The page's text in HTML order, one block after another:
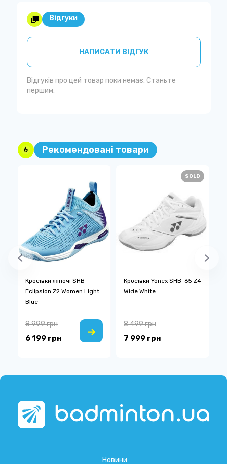
Відгуки
НАПИСАТИ ВІДГУК
Відгуків про цей товар поки немає. Станьте
першим.
Рекомендовані товари
Кросівки жіночі SHB-
Eclipsion Z2 Women Light
Blue
6 199 грн
8 999 грн
SOLD
Кросівки Yonex SHB-65 Z4
Wide White
7 999 грн
8 499 грн
Новини